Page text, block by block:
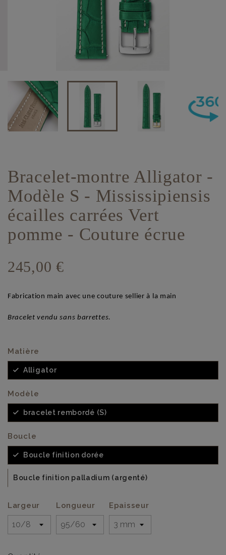
Bracelet-montre Alligator -
Modèle S - Mississipiensis
écailles carrées Vert
pomme - Couture écrue
245,00 €
Fabrication main avec une couture sellier à la main
Bracelet vendu sans barrettes.
Matière
Alligator
Modèle
bracelet rembordé (S)
Boucle
Boucle finition dorée
Boucle finition palladium (argenté)
Largeur Longueur Epaisseur